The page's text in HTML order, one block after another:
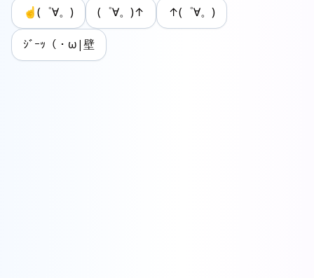
☝(゜∀。) (゜∀。)↑ ↑(゜∀。)
ｼﾞｰｯ（・ω|壁